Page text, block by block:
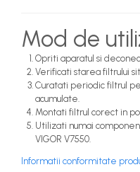
Mod de
Opriti aparatul si
Verificati starea filtrului
Curatati periodic filtrul
acumulate.
Montati filtrul corect in
Utilizati numai
VIGOR V7550.
Informatii conformitate